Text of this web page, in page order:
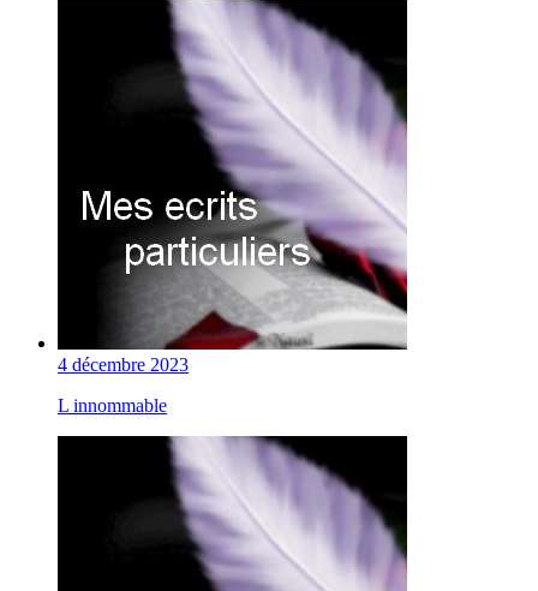
4 décembre 2023
L innommable